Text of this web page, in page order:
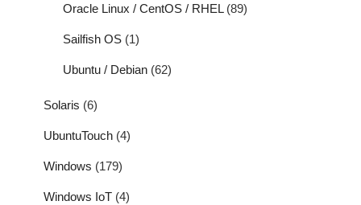
Oracle Linux / CentOS / RHEL(89)
Sailfish OS (1)
Ubuntu / Debian (62)
Solaris (6)
UbuntuTouch (4)
Windows (179)
Windows IoT (4)